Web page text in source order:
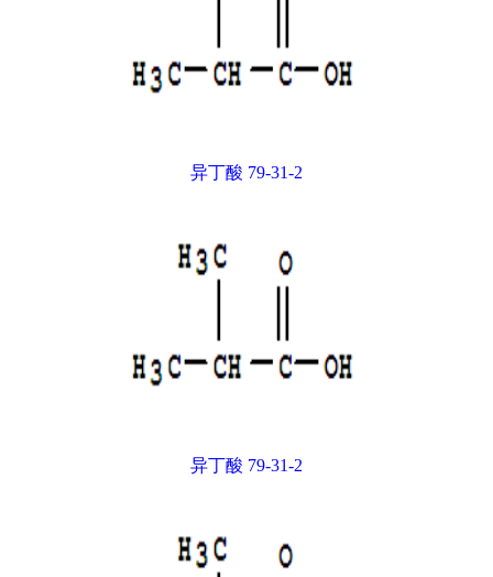
异丁酸 79-31-2
异丁酸 79-31-2